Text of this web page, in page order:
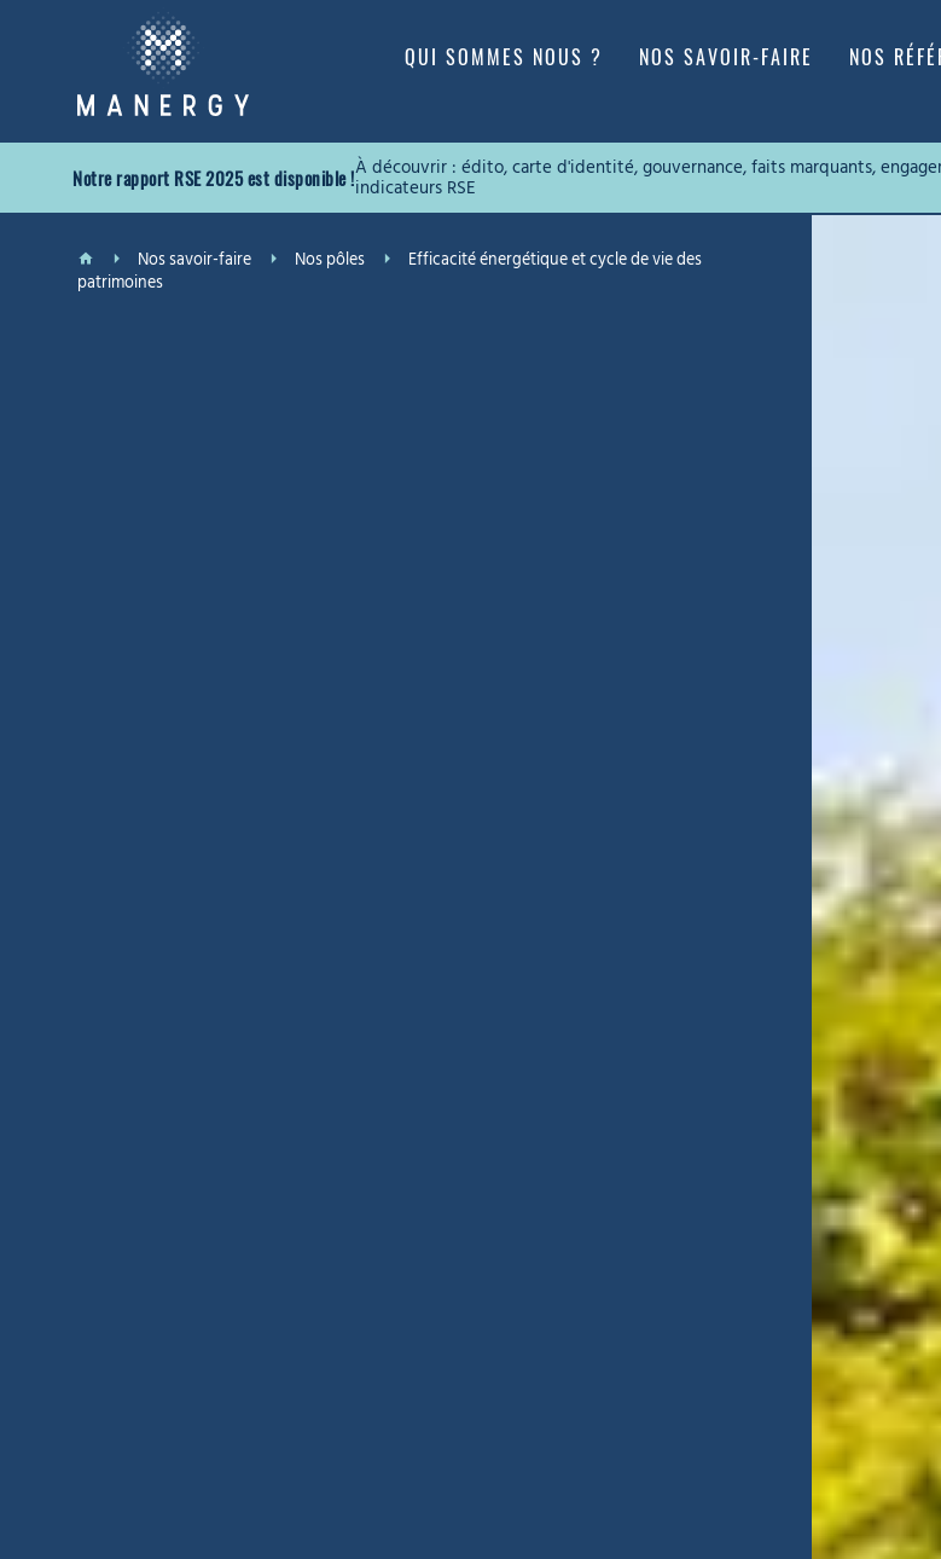
QUI SOMMES NOUS ? NOS SAVOIR-FAIRE NOS
Nos savoir-faire Nos pôles
Efficacité énergétique et cycle de vie des
patrimoines
Notre rapport RSE 2025 est disponible !À découvrir : édito, carte d'identité, gouvernance, faits marquants,
indicateurs RSE